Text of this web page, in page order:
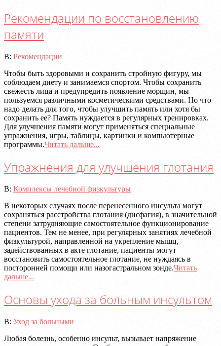
Рекомендации по восстановлению
памяти
2020-
21
В: Рекомендации
Чтобы быть здоровыми и сохранить стройную фигуру, мы
соблюдаем диету и занимаемся спортом. Чтобы сохранить
свежесть лица и предупредить появление морщин, мы
пользуемся различными косметическими средствами. Но что
надо делать для того, чтобы улучшить память или хотя бы
сохранить ее? Память нуждается в регулярных тренировках.
Для улучшения памяти могут применяться специальные
упражнения, игры, таблицы, картинки и компьютерные
программы.Читать дальше...
Упражнения для улучшения глотания
2020-
08
В: Комплексы лечебной физкультуры
В некоторых случаях после перенесенного инсульта могут
сохраняться расстройства глотания (дисфагия), в значительной
степени затрудняющие самостоятельное функционирование
пациентов. Тем не менее, при регулярных занятиях лечебной
физкультурой, направленной на укрепление мышц,
задействованных в акте глотание, пациенты могут
восстановить самостоятельное глотание, не нуждаясь в
посторонней помощи или назогастральном зонде.Читать
дальше...
Основы ухода за больным инсультом
2020-
08
В: Уход за больными
Любая болезнь, особенно инсульт, вызывает напряжение